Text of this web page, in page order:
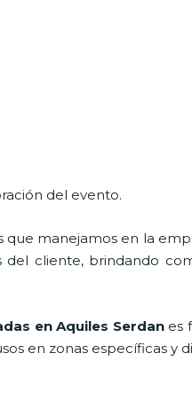
del evento.
que manejamos en la
cliente, brindando
en Aquiles Serdanes
en zonas específicas y